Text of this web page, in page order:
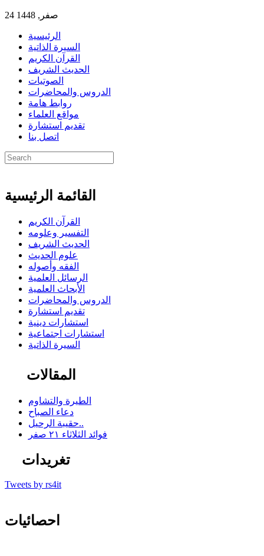
24 صفر, 1448
الرئيسية
السيرة الذاتية
القرآن الكريم
الحديث الشريف
الصوتيات
الدروس والمحاضرات
روابط هامة
مواقع العلماء
تقديم استشارة
اتصل بنا
القائمة الرئيسية
القرآن الكريم
التفسير وعلومه
الحديث الشريف
علوم الحديث
الفقه وأصوله
الرسائل العلمية
الأبحاث العلمية
الدروس والمحاضرات
تقديم استشارة
استشارات دينية
استشارات اجتماعية
السيرة الذاتية
المقالات
الطيرة والتشاوم
دعاء الصباح
حقيبة الرحيل..
فوائد الثلاثاء ٢١ صفر
تغريدات
Tweets by rs4it
احصائيات